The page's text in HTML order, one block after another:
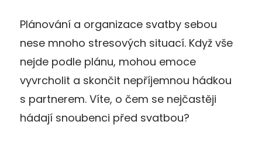
Plánování a organizace svatby sebou
nese mnoho stresových situací. Když vše
nejde podle plánu, mohou emoce
vyvrcholit a skončit nepříjemnou hádkou
s partnerem. Víte, o čem se nejčastěji
hádají snoubenci před svatbou?